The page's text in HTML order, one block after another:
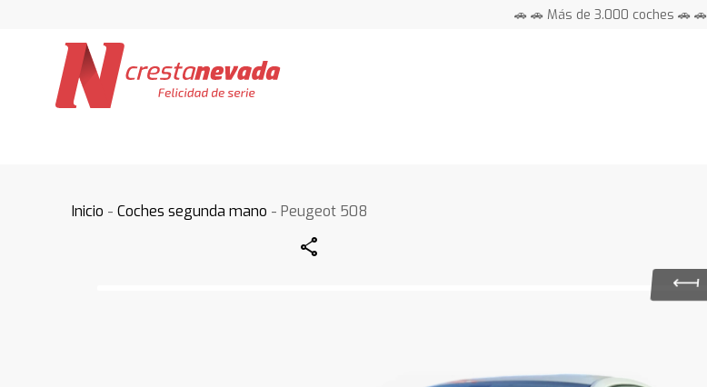
🚗 🚗 Más de 3.000 coches 🚗 🚗
Inicio -Coches segunda mano - Peugeot 508
Share